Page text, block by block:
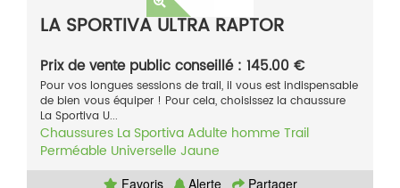
LA SPORTIVA ULTRA RAPTOR
Prix de vente public conseillé : 145.00 €
Pour vos longues sessions de trail, il vous est indispensable
de bien vous équiper ! Pour cela, choisissez la chaussure
La Sportiva U...
Chaussures La SportivaAdulte homme Trail
Perméable Universelle Jaune
Favoris Alerte Partager